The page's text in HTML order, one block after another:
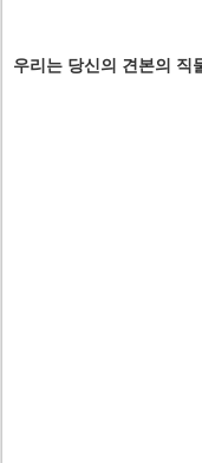
우리는 당신의 견본의 직